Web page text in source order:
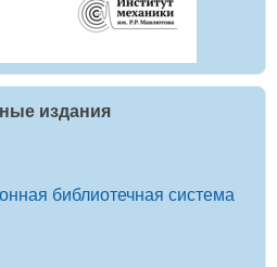
издания
библиотечная система